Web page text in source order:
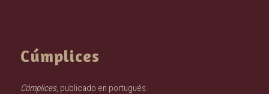
Cúmplices
Cómplices, publicado en portugués.